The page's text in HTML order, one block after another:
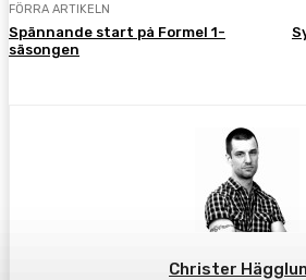
FÖRRA ARTIKELN
Spännande start på Formel 1-
säsongen
Christer